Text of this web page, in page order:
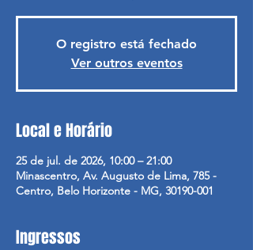
O registro está fechado
Ver outros eventos
Local e Horário
25 de jul. de 2026, 10:00 – 21:00
Minascentro, Av. Augusto de Lima, 785 -
Centro, Belo Horizonte - MG, 30190-001
Ingressos